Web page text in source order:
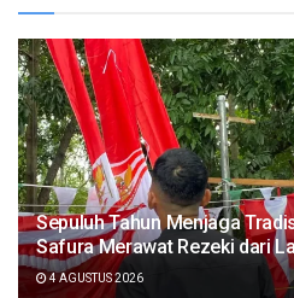
Sepuluh Tahun Menjaga
Safura Merawat Rezeki dari
4 AGUSTUS 2026